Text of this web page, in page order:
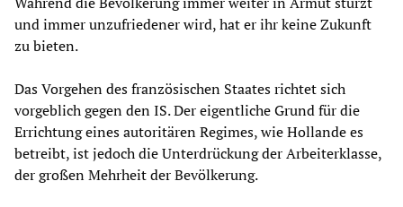
und immer unzufriedener wird, hat er ihr keine Zukunft
zu bieten.
Das Vorgehen des französischen Staates richtet sich
vorgeblich gegen den IS. Der eigentliche Grund für die
Errichtung eines autoritären Regimes, wie Hollande es
betreibt, ist jedoch die Unterdrückung der Arbeiterklasse,
der großen Mehrheit der Bevölkerung.